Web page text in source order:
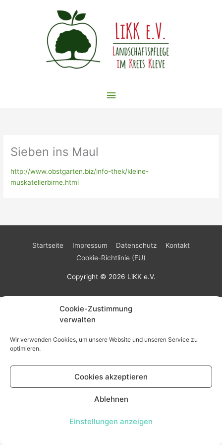
Cookie-Zustimmung
verwalten
Wir verwenden Cookies, um unsere Website und unseren Service zu
optimieren.
Cookies akzeptieren
Ablehnen
Einstellungen anzeigen
Hauptmenü
Sieben ins Maul
http://www.obstgarten.biz/info-thek/kleine-
muskatellerbirne.html
Startseite Impressum Datenschutz
Kontakt
Cookie-Richtlinie (EU)
Copyright © 2026 LiKK e.V.